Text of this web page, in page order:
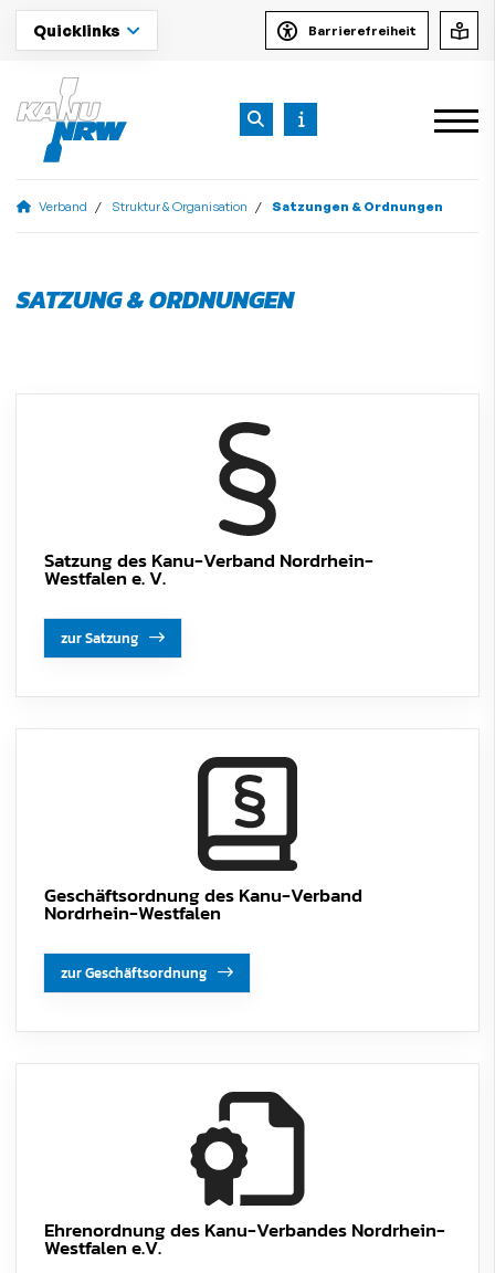
Quicklinks Barrierefreiheit
Verband Struktur & Organisation Satzungen & Ordnungen
SATZUNG & ORDNUNGEN
Satzung des Kanu-Verband Nordrhein-
Westfalen e. V.
zur Satzung
Geschäftsordnung des Kanu-Verband
Nordrhein-Westfalen
zur Geschäftsordnung
Ehrenordnung des Kanu-Verbandes Nordrhein-
Westfalen e.V.